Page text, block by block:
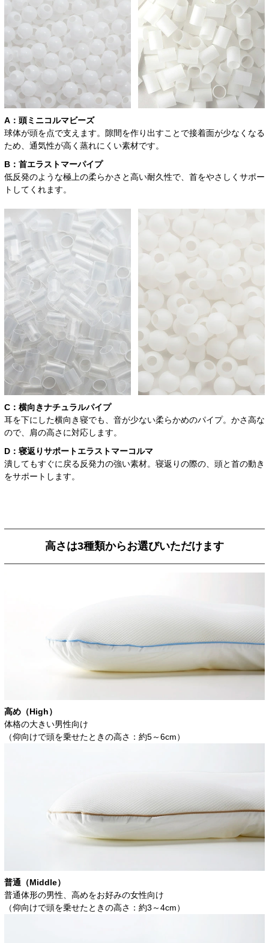
A：頭ミニコルマビーズ
球体が頭を点で支えます。隙間を作り出すことで接着面が少なくなる
ため、通気性が高く蒸れにくい素材です。
B：首エラストマーパイプ
低反発のような極上の柔らかさと高い耐久性で、首をやさしくサポー
トしてくれます。
C：横向きナチュラルパイプ
耳を下にした横向き寝でも、音が少ない柔らかめのパイプ。かさ高な
ので、肩の高さに対応します。
D：寝返りサポートエラストマーコルマ
潰してもすぐに戻る反発力の強い素材。寝返りの際の、頭と首の動き
をサポートします。
高さは3種類からお選びいただけます
高め（High）
体格の大きい男性向け
（仰向けで頭を乗せたときの高さ：約5～6cm）
普通（Middle）
普通体形の男性、高めをお好みの女性向け
（仰向けで頭を乗せたときの高さ：約3～4cm）